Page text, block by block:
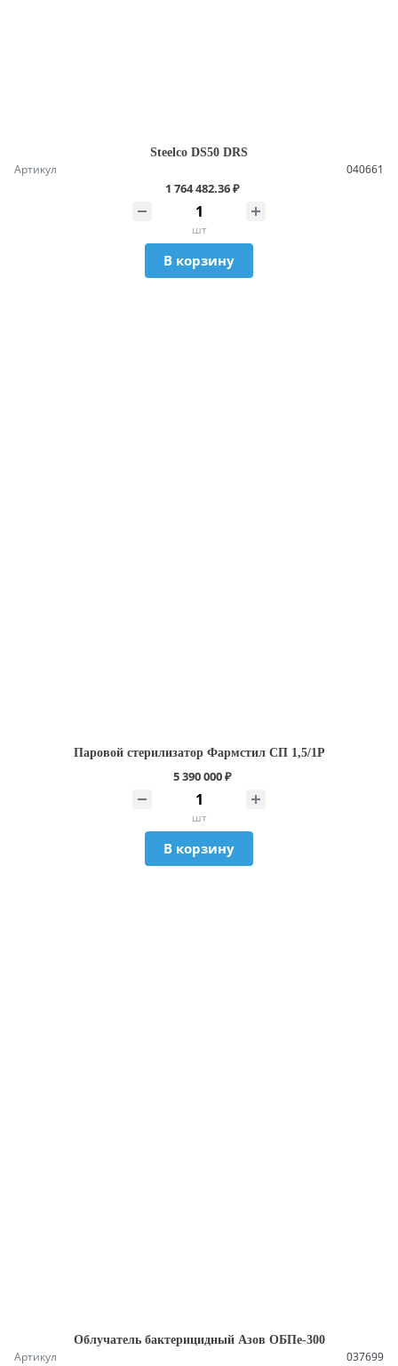
Steelco DS50 DRS
Артикул 040661
1 764 482.36 ₽
шт
В корзину
Паровой стерилизатор Фармстил СП 1,5/1Р
5 390 000 ₽
шт
В корзину
Облучатель бактерицидный Азов ОБПе-300
Артикул 037699